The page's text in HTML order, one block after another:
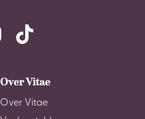
Over Vitae
Over Vitae